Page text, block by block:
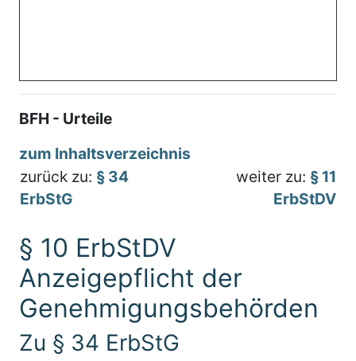
BFH - Urteile
zum Inhaltsverzeichnis
zurück zu: § 34
ErbStG
weiter zu: § 11
ErbStDV
§ 10 ErbStDV
Anzeigepflicht der
Genehmigungsbehörden
Zu § 34 ErbStG